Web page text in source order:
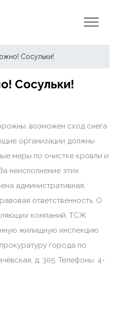
Cосульки!
Cосульки!
возможен сход снега
организации должны
меры по очистке кровли и
неисполнение этих
административная,
ответственность. О
компаний, ТСЖ
жилищную инспекцию
города по
д. 305. Телефоны: 4-